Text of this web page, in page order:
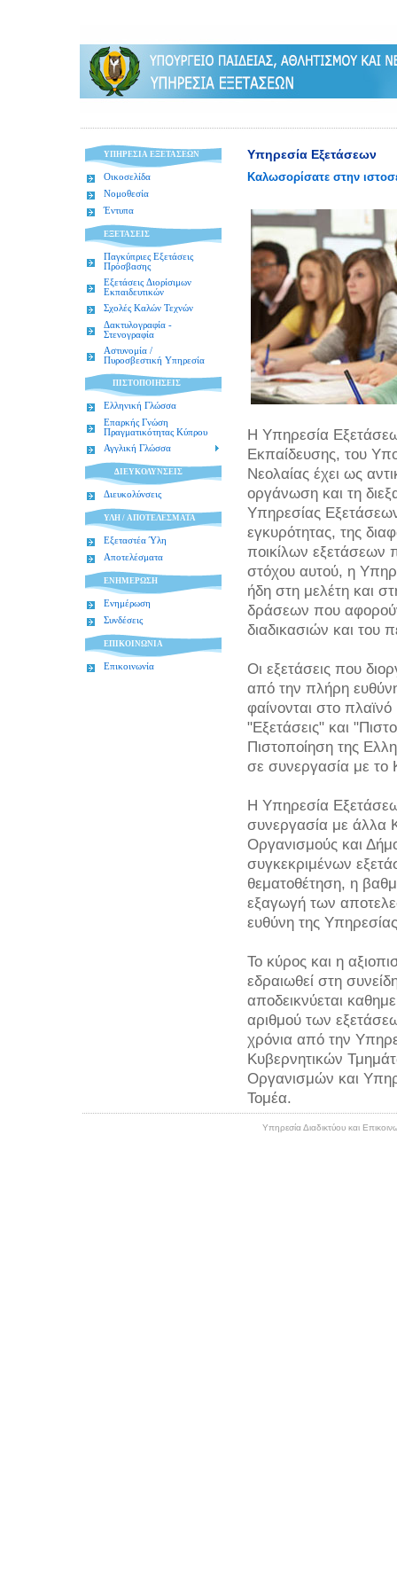
ΥΠΗΡΕΣΙΑ ΕΞΕΤΑΣΕΩΝ
Οικοσελίδα
Νομοθεσία
Έντυπα
ΕΞΕΤΑΣΕΙΣ
Παγκύπριες Εξετάσεις
Πρόσβασης
Εξετάσεις Διορίσιμων
Εκπαιδευτικών
Σχολές Καλών Τεχνών
Δακτυλογραφία -
Στενογραφία
Αστυνομία /
Πυροσβεστική Υπηρεσία
ΠΙΣΤΟΠΟΙΗΣΕΙΣ
Ελληνική Γλώσσα
Επαρκής Γνώση
Πραγματικότητας Κύπρου
Αγγλική Γλώσσα
ΔΙΕΥΚΟΛΥΝΣΕΙΣ
Διευκολύνσεις
ΥΛΗ / ΑΠΟΤΕΛΕΣΜΑΤΑ
Εξεταστέα Ύλη
Αποτελέσματα
ΕΝΗΜΕΡΩΣΗ
Ενημέρωση
Συνδέσεις
ΕΠΙΚΟΙΝΩΝΙΑ
Επικοινωνία
Υπηρεσία Εξετάσεων
Καλωσορίσατε στην
Η Υπηρεσία
Εκπαίδευσης, του
Νεολαίας έχει ως
οργάνωση και τη
Υπηρεσίας
εγκυρότητας, της
ποικίλων εξετάσεων
στόχου αυτού, η
ήδη στη μελέτη και
δράσεων που
διαδικασιών και του
Οι εξετάσεις που
από την πλήρη
φαίνονται στο
"Εξετάσεις" και
Πιστοποίηση της
σε συνεργασία με το
Η Υπηρεσία
συνεργασία με άλλα
Οργανισμούς και
συγκεκριμένων
θεματοθέτηση, η
εξαγωγή των
ευθύνη της
Το κύρος και η
εδραιωθεί στη
αποδεικνύεται
αριθμού των
χρόνια από την
Κυβερνητικών
Οργανισμών και
Τομέα.
Υπηρεσία Διαδικτύου και